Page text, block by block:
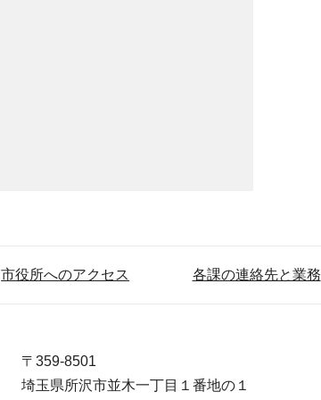
市役所へのアクセス 各課の連絡先と業務
〒359-8501
埼玉県所沢市並木一丁目１番地の１